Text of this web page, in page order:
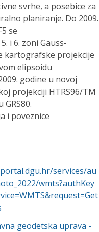
svrhe, a posebice za
planiranje. Do 2009.
se
i 6. zoni Gauss-
kartografske projekcije
elipsoidu
godine u novoj
projekciji HTRS96/TM
GRS80.
i poveznice
services/au
wmts?authKey
geodetska uprava -